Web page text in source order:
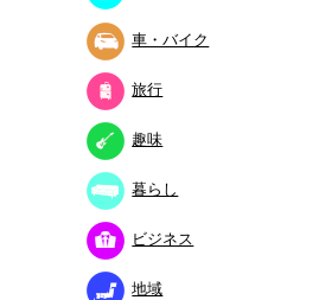
車・バイク
旅行
趣味
暮らし
ビジネス
地域